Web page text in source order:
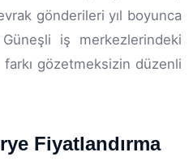
gönderileri yıl boyunca
iş merkezlerindeki
gözetmeksizin düzenli
Fiyatlandırma